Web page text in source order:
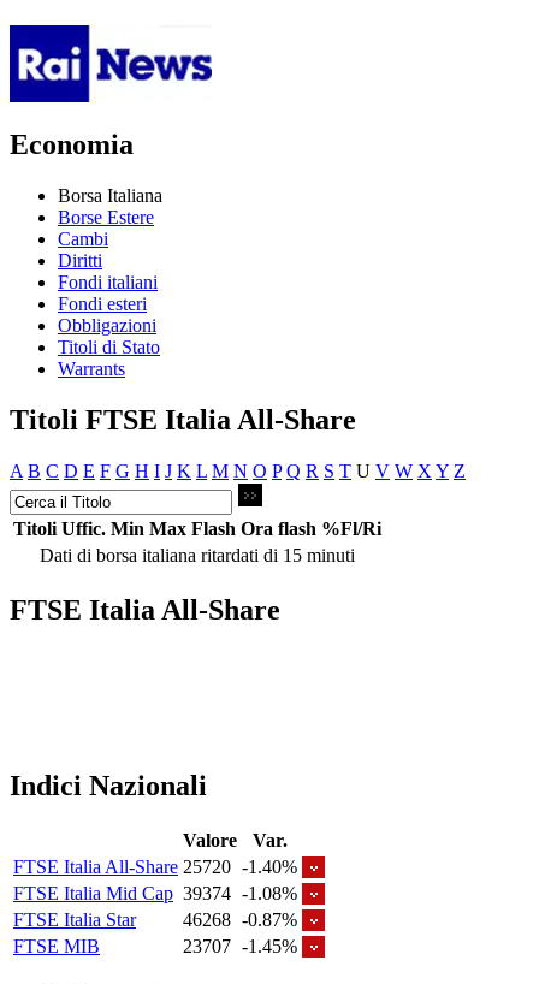
Economia
Borsa Italiana
Borse Estere
Cambi
Diritti
Fondi italiani
Fondi esteri
Obbligazioni
Titoli di Stato
Warrants
Titoli FTSE Italia All-Share
A B C D E F G H I J K L M N O P Q R S T U V W X Y Z
Titoli Uffic. Min Max Flash Ora flash %Fl/Ri
Dati di borsa italiana ritardati di 15 minuti
FTSE Italia All-Share
Indici Nazionali
Valore
Var.
FTSE Italia All-Share 25720 -1.40%
FTSE Italia Mid Cap 39374 -1.08%
FTSE Italia Star
46268 -0.87%
FTSE MIB
23707 -1.45%